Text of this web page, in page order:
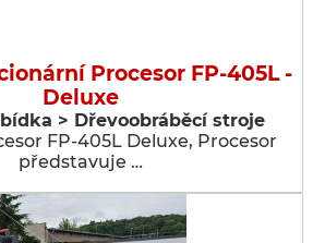
Procesor FP-405L -
Deluxe
> Dřevoobráběcí stroje
FP-405L Deluxe, Procesor
představuje …